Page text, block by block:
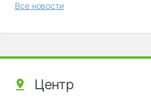
Все новости
Центр